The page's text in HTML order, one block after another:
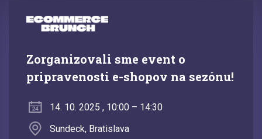
Zorganizovali sme event o
pripravenosti e-shopov na sezónu!
14. 10. 2025 , 10:00 – 14:30
Sundeck, Bratislava